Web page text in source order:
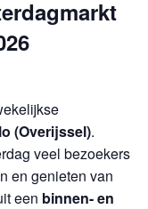
(Overijssel).
veel bezoekers
en genieten van
een binnen- en